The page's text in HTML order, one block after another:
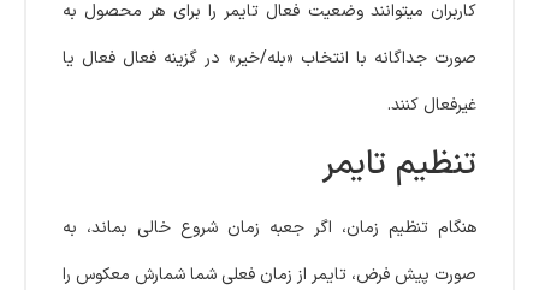
کاربران میتوانند وضعیت فعال تایمر را برای هر محصول به
صورت جداگانه با انتخاب «بله/خیر» در گزینه فعال فعال یا
غیرفعال کنند.
تنظیم تایمر
هنگام تنظیم زمان، اگر جعبه زمان شروع خالی بماند، به
صورت پیش فرض، تایمر از زمان فعلی شما شمارش معکوس را